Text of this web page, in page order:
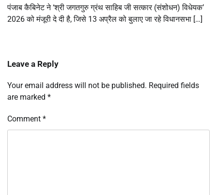
पंजाब कैबिनेट ने ‘श्री जगतगुरु ग्रंथ साहिब जी सत्कार (संशोधन) विधेयक’
2026 को मंजूरी दे दी है, जिसे 13 अप्रैल को बुलाए जा रहे विधानसभा […]
Leave a Reply
Your email address will not be published. Required fields
are marked *
Comment *